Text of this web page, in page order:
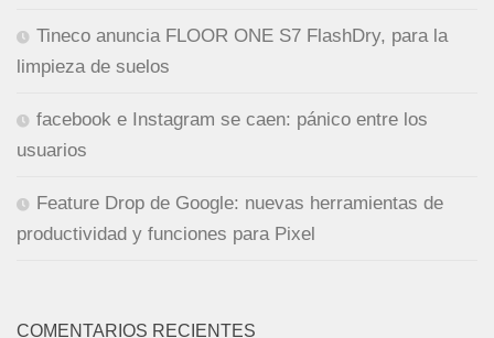
Tineco anuncia FLOOR ONE S7 FlashDry, para la
limpieza de suelos
facebook e Instagram se caen: pánico entre los
usuarios
Feature Drop de Google: nuevas herramientas de
productividad y funciones para Pixel
COMENTARIOS RECIENTES